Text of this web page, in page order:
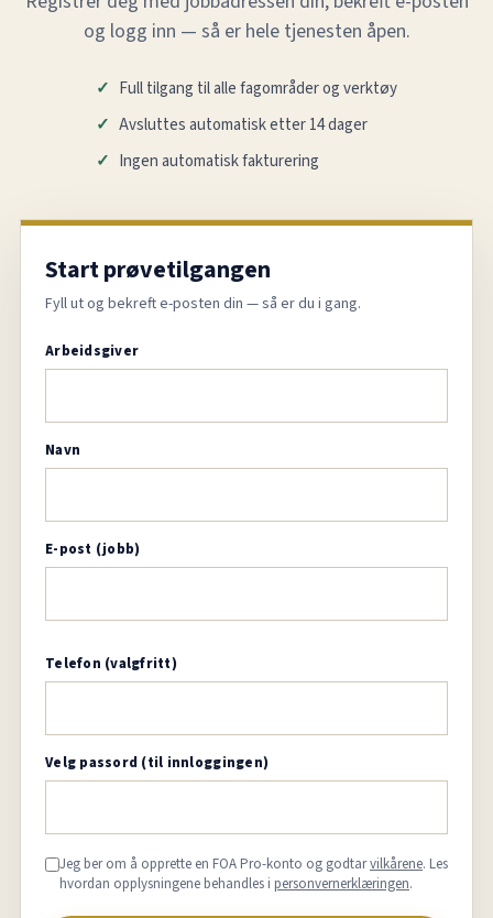
og logg inn — så er hele tjenesten åpen.
Full tilgang til alle fagområder og verktøy
Avsluttes automatisk etter 14 dager
Ingen automatisk fakturering
Start prøvetilgangen
Fyll ut og bekreft e-posten din — så er du i gang.
Arbeidsgiver
Navn
E-post (jobb)
Telefon (valgfritt)
Velg passord (til innloggingen)
Jeg ber om å opprette en FOA Pro-konto og godtarvilkårene. Les
hvordan opplysningene behandles i personvernerklæringen.